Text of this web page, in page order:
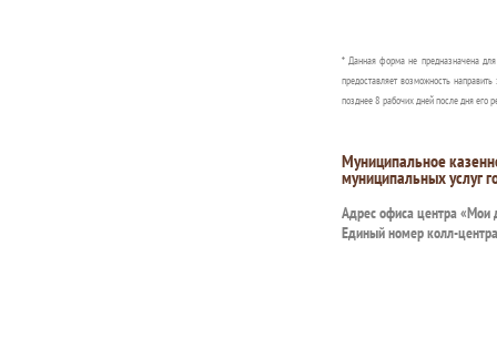
* Данная форма не предназначена
предоставляет возможность
позднее 8 рабочих дней после дня его
Муниципальное
муниципальных услуг
Адрес офиса центра «Мои
Единый номер колл-